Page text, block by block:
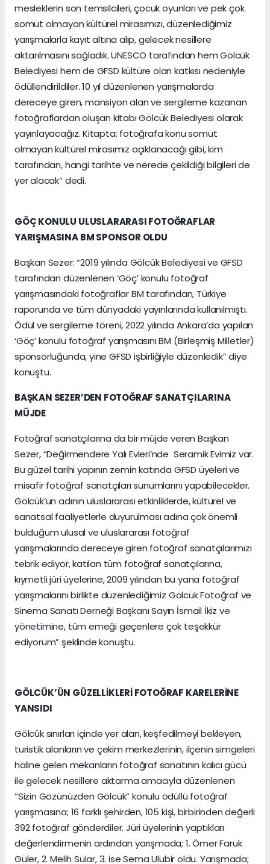
mesleklerin son temsilcileri, çocuk oyunları ve pek çok
somut olmayan kültürel mirasımızı, düzenlediğimiz
yarışmalarla kayıt altına alıp, gelecek nesillere
aktarılmasını sağladık. UNESCO tarafından hem Gölcük
Belediyesi hem de GFSD kültüre olan katkısı nedeniyle
ödüllendirildiler. 10 yıl düzenlenen yarışmalarda
dereceye giren, mansiyon alan ve sergileme kazanan
fotoğraflardan oluşan kitabı Gölcük Belediyesi olarak
yayınlayacağız. Kitapta; fotoğrafa konu somut
olmayan kültürel mirasımız açıklanacağı gibi, kim
tarafından, hangi tarihte ve nerede çekildiği bilgileri de
yer alacak” dedi.
GÖÇ KONULU ULUSLARARASI FOTOĞRAFLAR
YARIŞMASINA BM SPONSOR OLDU
Başkan Sezer: “2019 yılında Gölcük Belediyesi ve GFSD
tarafından düzenlenen ‘Göç’ konulu fotoğraf
yarışmasındaki fotoğraflar BM tarafından, Türkiye
raporunda ve tüm dünyadaki yayınlarında kullanılmıştı.
Ödül ve sergileme töreni, 2022 yılında Ankara’da yapılan
‘Göç’ konulu fotoğraf yarışmasını BM (Birleşmiş Milletler)
sponsorluğunda, yine GFSD işbirliğiyle düzenledik” diye
konuştu.
BAŞKAN SEZER’DEN FOTOĞRAF SANATÇILARINA
MÜJDE
Fotoğraf sanatçılarına da bir müjde veren Başkan
Sezer, “Değirmendere Yalı Evleri’nde Seramik Evimiz var.
Bu güzel tarihi yapının zemin katında GFSD üyeleri ve
misafir fotoğraf sanatçıları sunumlarını yapabilecekler.
Gölcük’ün adının uluslararası etkinliklerde, kültürel ve
sanatsal faaliyetlerle duyurulması adına çok önemli
bulduğum ulusal ve uluslararası fotoğraf
yarışmalarında dereceye giren fotoğraf sanatçılarımızı
tebrik ediyor, katılan tüm fotoğraf sanatçılarına,
kıymetli jüri üyelerine, 2009 yılından bu yana fotoğraf
yarışmalarını birlikte düzenlediğimiz Gölcük Fotoğraf ve
Sinema Sanatı Derneği Başkanı Sayın İsmail İkiz ve
yönetimine, tüm emeği geçenlere çok teşekkür
ediyorum” şeklinde konuştu.
GÖLCÜK’ÜN GÜZELLİKLERİ FOTOĞRAF KARELERİNE
YANSIDI
Gölcük sınırları içinde yer alan, keşfedilmeyi bekleyen,
turistik alanların ve çekim merkezlerinin, ilçenin simgeleri
haline gelen mekanların fotoğraf sanatının kalıcı gücü
ile gelecek nesillere aktarma amacıyla düzenlenen
“Sizin Gözünüzden Gölcük” konulu ödüllü fotoğraf
yarışmasına; 16 farklı şehirden, 105 kişi, birbirinden değerli
392 fotoğraf gönderdiler. Jüri üyelerinin yaptıkları
değerlendirmenin ardından yarışmada; 1. Ömer Faruk
Güler, 2. Melih Sular, 3. ise Sema Ulubir oldu. Yarışmada;